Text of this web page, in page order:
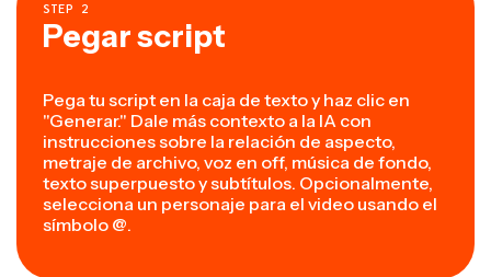
STEP 2
Pegar script
Pega tu script en la caja de texto y haz clic en
"Generar." Dale más contexto a la IA con
instrucciones sobre la relación de aspecto,
metraje de archivo, voz en off, música de fondo,
texto superpuesto y subtítulos. Opcionalmente,
selecciona un personaje para el video usando el
símbolo @.